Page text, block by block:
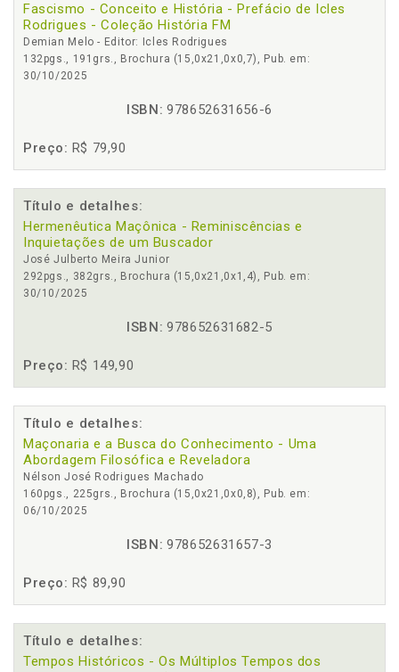
Fascismo - Conceito e História - Prefácio de Icles
Rodrigues - Coleção História FM
Demian Melo - Editor: Icles Rodrigues
132pgs., 191grs., Brochura (15,0x21,0x0,7), Pub. em:
30/10/2025
ISBN: 978652631656-6
Preço: R$ 79,90
Título e detalhes:
Hermenêutica Maçônica - Reminiscências e
Inquietações de um Buscador
José Julberto Meira Junior
292pgs., 382grs., Brochura (15,0x21,0x1,4), Pub. em:
30/10/2025
ISBN: 978652631682-5
Preço: R$ 149,90
Título e detalhes:
Maçonaria e a Busca do Conhecimento - Uma
Abordagem Filosófica e Reveladora
Nélson José Rodrigues Machado
160pgs., 225grs., Brochura (15,0x21,0x0,8), Pub. em:
06/10/2025
ISBN: 978652631657-3
Preço: R$ 89,90
Título e detalhes:
Tempos Históricos - Os Múltiplos Tempos dos